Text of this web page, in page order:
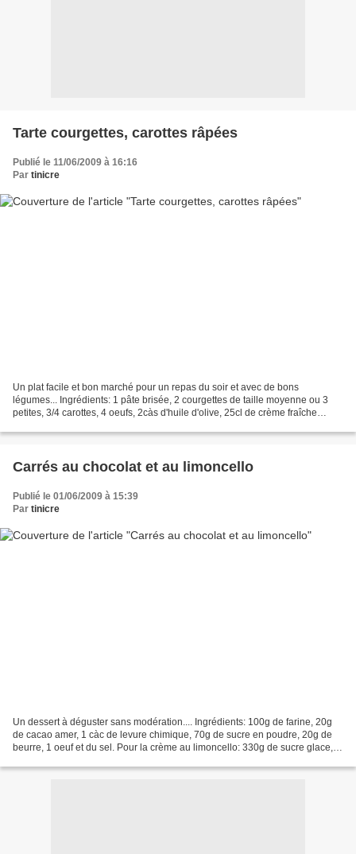
Tarte courgettes, carottes râpées
Publié le 11/06/2009 à 16:16
Par tinicre
Un plat facile et bon marché pour un repas du soir et avec de bons
légumes... Ingrédients: 1 pâte brisée, 2 courgettes de taille moyenne ou 3
petites, 3/4 carottes, 4 oeufs, 2càs d'huile d'olive, 25cl de crème fraîche
Carrés au chocolat et au limoncello
Publié le 01/06/2009 à 15:39
Par tinicre
Un dessert à déguster sans modération.... Ingrédients: 100g de farine, 20g
de cacao amer, 1 càc de levure chimique, 70g de sucre en poudre, 20g de
beurre, 1 oeuf et du sel. Pour la crème au limoncello: 330g de sucre glace,